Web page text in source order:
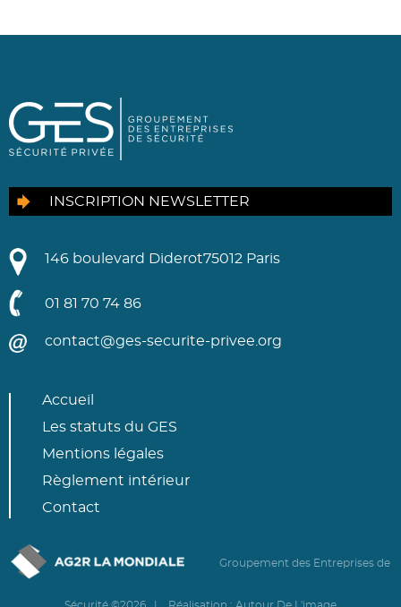
INSCRIPTION NEWSLETTER
146 boulevard Diderot75012 Paris
01 81 70 74 86
contact@ges-securite-privee.org
Accueil
Les statuts du GES
Mentions légales
Règlement intérieur
Contact
Groupement des Entreprises de